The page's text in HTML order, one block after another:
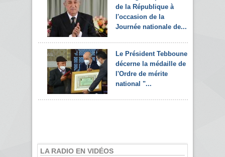
de la République à
l'occasion de la
Journée nationale de...
Le Président Tebboune
décerne la médaille de
l'Ordre de mérite
national "...
LA RADIO EN VIDÉOS